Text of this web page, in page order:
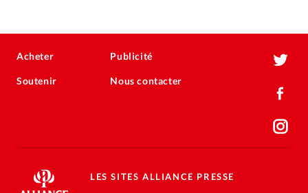
Acheter
Soutenir
Publicité
Nous contacter
LES SITES ALLIANCE PRESSE